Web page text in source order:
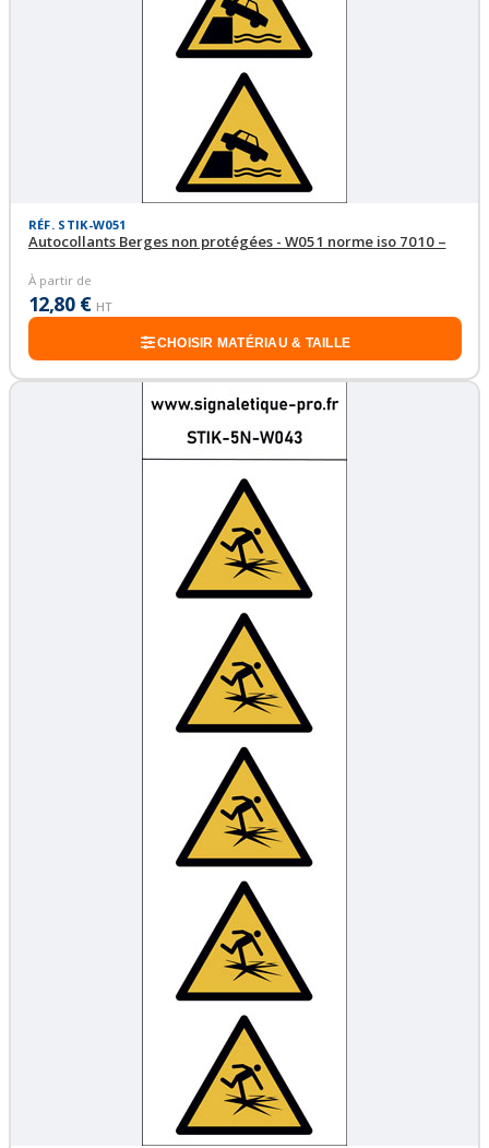
RÉF. STIK-W051
Autocollants Berges non protégées - W051 norme iso 7010 –
À partir de
12,80 € HT
CHOISIR MATÉRIAU & TAILLE